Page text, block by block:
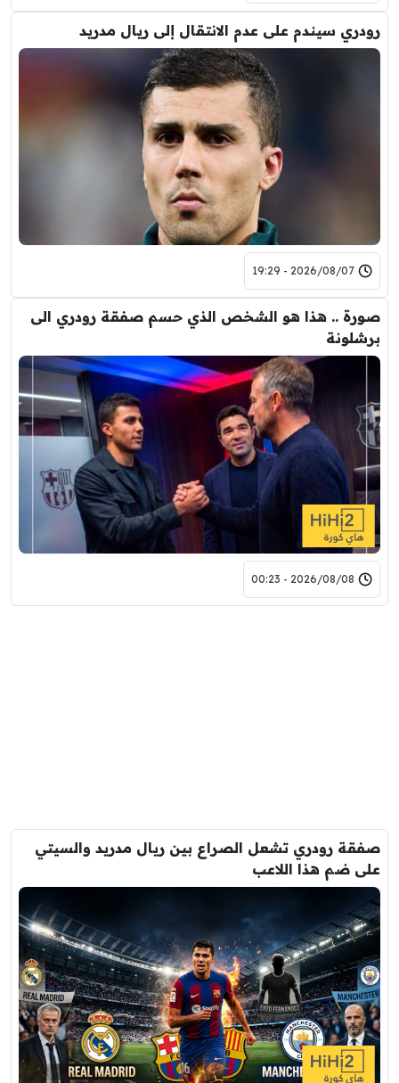
رودري سيندم على عدم الانتقال إلى ريال مدريد
2026/08/07 - 19:29
صورة .. هذا هو الشخص الذي حسم صفقة رودري الى
برشلونة
2026/08/08 - 00:23
صفقة رودري تشعل الصراع بين ريال مدريد والسيتي
على ضم هذا اللاعب